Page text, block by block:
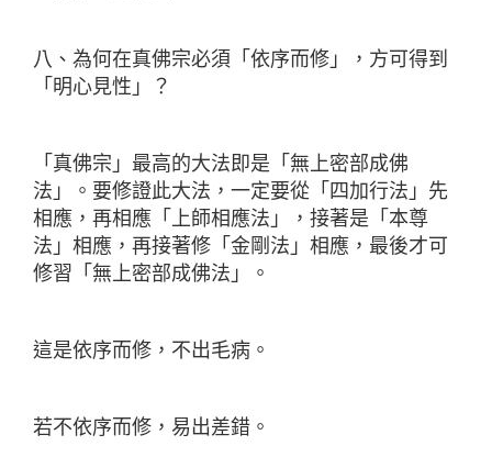
八、為何在真佛宗必須「依序而修」，方可得到
「明心見性」？
「真佛宗」最高的大法即是「無上密部成佛
法」。要修證此大法，一定要從「四加行法」先
相應，再相應「上師相應法」，接著是「本尊
法」相應， 再接著修「金剛法」相應，最後才可
修習「無上密部成佛法」。
這是依序而修，不出毛病。
若不依序而修，易出差錯。